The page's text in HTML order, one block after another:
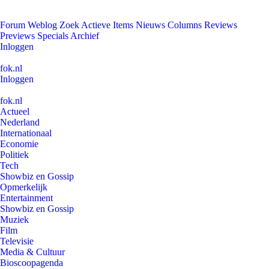
Forum Weblog Zoek Actieve Items Nieuws Columns Reviews
Previews Specials Archief
Inloggen
fok.nl
Inloggen
fok.nl
Actueel
Nederland
Internationaal
Economie
Politiek
Tech
Showbiz en Gossip
Opmerkelijk
Entertainment
Showbiz en Gossip
Muziek
Film
Televisie
Media & Cultuur
Bioscoopagenda